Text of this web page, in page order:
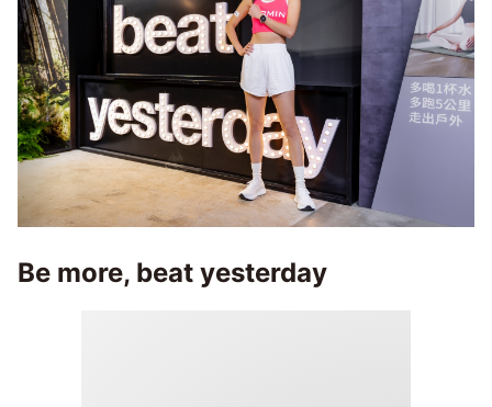
Be more, beat yesterday